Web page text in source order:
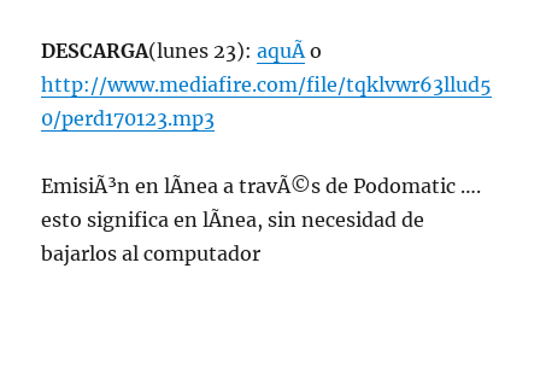
DESCARGA(lunes 23):aquÃ­o
http://www.mediafire.com/file/tqklvwr63llud5
0/perd170123.mp3
EmisiÃ³n en lÃ­nea a travÃ©s de Podomatic ….
esto significa en lÃ­nea, sin necesidad de
bajarlos al computador